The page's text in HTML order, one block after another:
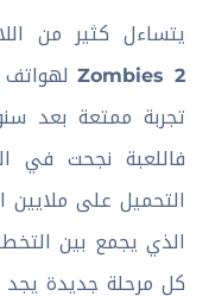
يتساءل كثير من
Zombies 2لهواتف
تجربة ممتعة بعد
فاللعبة نجحت في
التحميل على ملايين
الذي يجمع بين
كل مرحلة جديدة يجد